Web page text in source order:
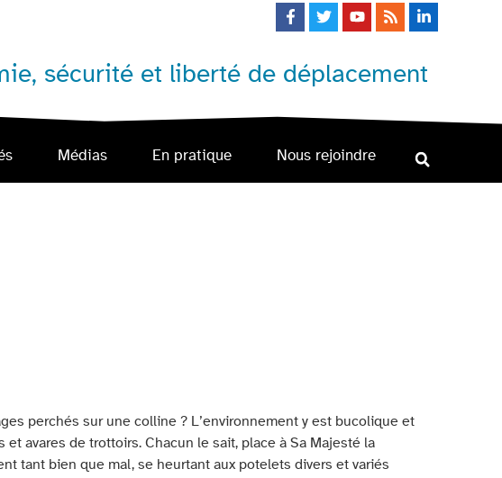
sécurité et liberté de déplacement
Médias En pratique Nous rejoindre
perchés sur une colline ? L’environnement y est bucolique et
avares de trottoirs. Chacun le sait, place à Sa Majesté la
tant bien que mal, se heurtant aux potelets divers et variés